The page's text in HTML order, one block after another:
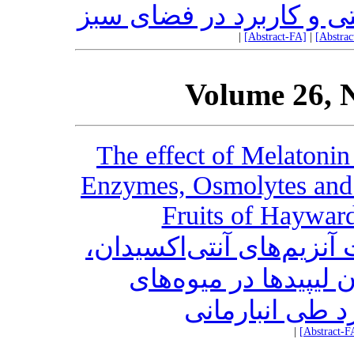
و کاربرد در فضای سبز
[Abstract-FA]
Volume 26,
The effect of
Enzymes, Osmolytes
Fruits of
آنزیم‌های آنتی‌اکسیدان،
در میوه‌های
طی انبارمانی
[Abstract-